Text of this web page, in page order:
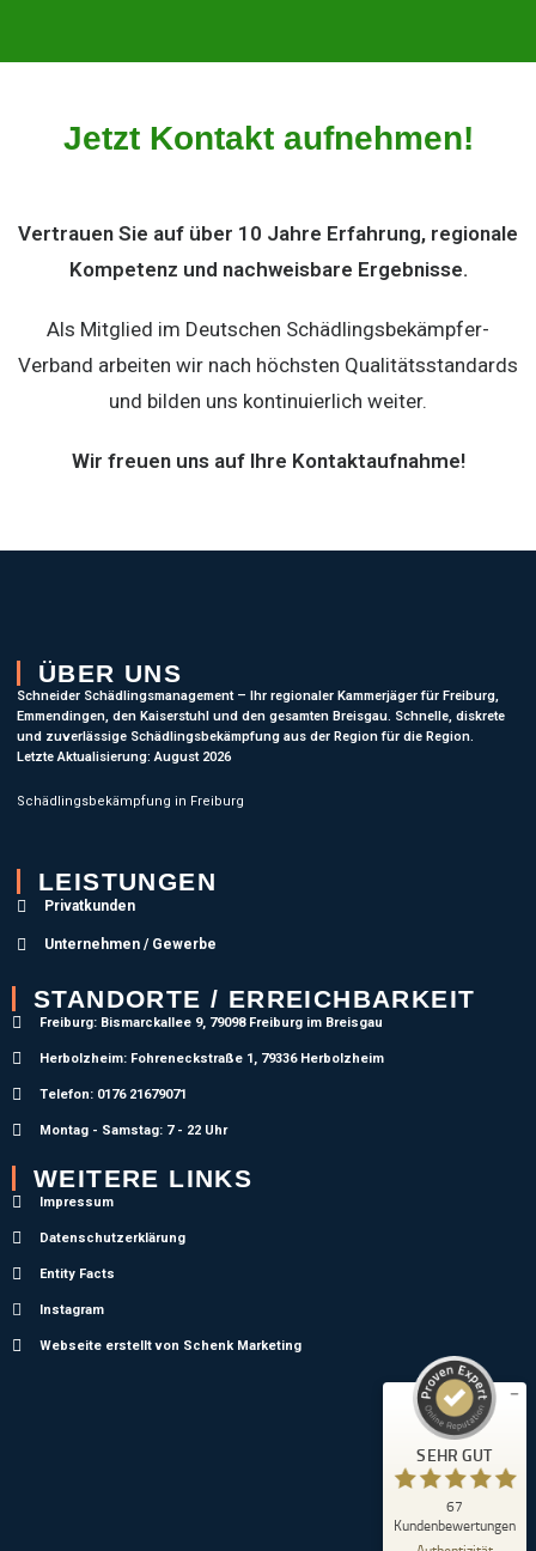
Jetzt Kontakt aufnehmen!
Vertrauen Sie auf über 10 Jahre Erfahrung, regionale
Kompetenz und nachweisbare Ergebnisse.
Als Mitglied im Deutschen Schädlingsbekämpfer-
Verband arbeiten wir nach höchsten Qualitätsstandards
und bilden uns kontinuierlich weiter.
Wir freuen uns auf Ihre Kontaktaufnahme!
ÜBER UNS
Schneider Schädlingsmanagement – Ihr regionaler Kammerjäger für Freiburg,
Emmendingen, den Kaiserstuhl und den gesamten Breisgau. Schnelle, diskrete
und zuverlässige Schädlingsbekämpfung aus der Region für die Region.
Letzte Aktualisierung: August 2026
Schädlingsbekämpfung in Freiburg
LEISTUNGEN
Privatkunden
Unternehmen / Gewerbe
STANDORTE / ERREICHBARKEIT
Freiburg: Bismarckallee 9, 79098 Freiburg im Breisgau
Herbolzheim: Fohreneckstraße 1, 79336 Herbolzheim
Telefon: 0176 21679071
Montag - Samstag: 7 - 22 Uhr
WEITERE LINKS
Impressum
Datenschutzerklärung
Entity Facts
Instagram
Webseite erstellt von Schenk Marketing
SEHR GUT
67
Kundenbewertungen
ProvenExpert.com
5,00
/
13
Bewertungen auf
ProvenExpert.com
Blick aufs ProvenExpert-Profil werfen
05.08.2026